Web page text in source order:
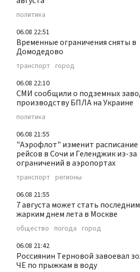
политика
06.08 22:51
Временные ограничения сняты в
Домодедово
транспорт город
06.08 22:10
СМИ сообщили о подземных
производству БПЛА на Украине
политика
06.08 21:55
"Аэрофлот" изменит расписание
рейсов в Сочи и Геленджик из-за
ограничений в аэропортах
транспорт регионы
06.08 21:55
7 августа может стать последним
жарким днем лета в Москве
общество погода город
06.08 21:42
Россиянин Терновой завоевал
ЧЕ по прыжкам в воду